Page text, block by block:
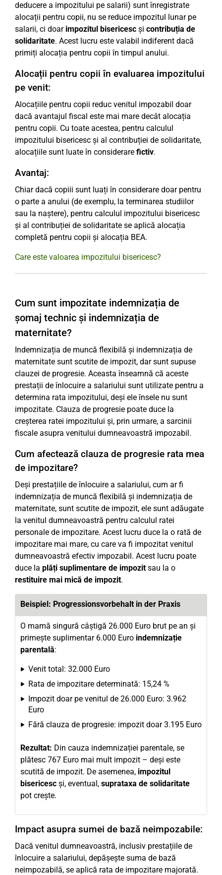
deducere a impozitului pe salarii) sunt înregistrate
alocații pentru copii, nu se reduce impozitul lunar pe
salarii, ci doar impozitul bisericesc și contribuția de
solidaritate. Acest lucru este valabil indiferent dacă
primiți alocația pentru copii în timpul anului.
Alocații pentru copii în evaluarea impozitului
pe venit:
Alocațiile pentru copii reduc venitul impozabil doar
dacă avantajul fiscal este mai mare decât alocația
pentru copii. Cu toate acestea, pentru calculul
impozitului bisericesc și al contribuției de solidaritate,
alocațiile sunt luate în considerare fictiv.
Avantaj:
Chiar dacă copiii sunt luați în considerare doar pentru
o parte a anului (de exemplu, la terminarea studiilor
sau la naștere), pentru calculul impozitului bisericesc
și al contribuției de solidaritate se aplică alocația
completă pentru copii și alocația BEA.
Care este valoarea impozitului bisericesc?
Cum sunt impozitate indemnizația de
șomaj technic și indemnizația de
maternitate?
Indemnizația de muncă flexibilă și indemnizația de
maternitate sunt scutite de impozit, dar sunt supuse
clauzei de progresie. Aceasta înseamnă că aceste
prestații de înlocuire a salariului sunt utilizate pentru a
determina rata impozitului, deși ele însele nu sunt
impozitate. Clauza de progresie poate duce la
creșterea ratei impozitului și, prin urmare, a sarcinii
fiscale asupra venitului dumneavoastră impozabil.
Cum afectează clauza de progresie rata mea
de impozitare?
Deși prestațiile de înlocuire a salariului, cum ar fi
indemnizația de muncă flexibilă și indemnizația de
maternitate, sunt scutite de impozit, ele sunt adăugate
la venitul dumneavoastră pentru calculul ratei
personale de impozitare. Acest lucru duce la o rată de
impozitare mai mare, cu care va fi impozitat venitul
dumneavoastră efectiv impozabil. Acest lucru poate
duce la plăți suplimentare de impozitsau la o
restituire mai mică de impozit.
Beispiel: Progressionsvorbehalt in der Praxis
O mamă singură câștigă 26.000 Euro brut pe an și
primește suplimentar 6.000 Euro indemnizație
parentală:
Venit total: 32.000 Euro
Rata de impozitare determinată: 15,24 %
Impozit doar pe venitul de 26.000 Euro: 3.962
Euro
Fără clauza de progresie: impozit doar 3.195 Euro
Rezultat: Din cauza indemnizației parentale, se
plătesc 767 Euro mai mult impozit – deși este
scutită de impozit. De asemenea, impozitul
bisericesc și, eventual, suprataxa de solidaritate
pot crește.
Impact asupra sumei de bază neimpozabile:
Dacă venitul dumneavoastră, inclusiv prestațiile de
înlocuire a salariului, depășește suma de bază
neimpozabilă, se aplică rata de impozitare majorată.